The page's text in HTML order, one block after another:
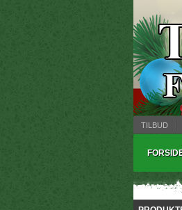
TILBUD